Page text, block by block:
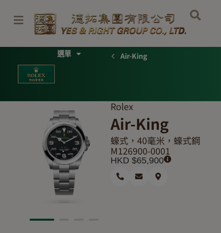
content
Menu Air-King
Rolex
Air-King
蠔式，40毫米，蠔式鋼
M126900-0001
HKD $65,900